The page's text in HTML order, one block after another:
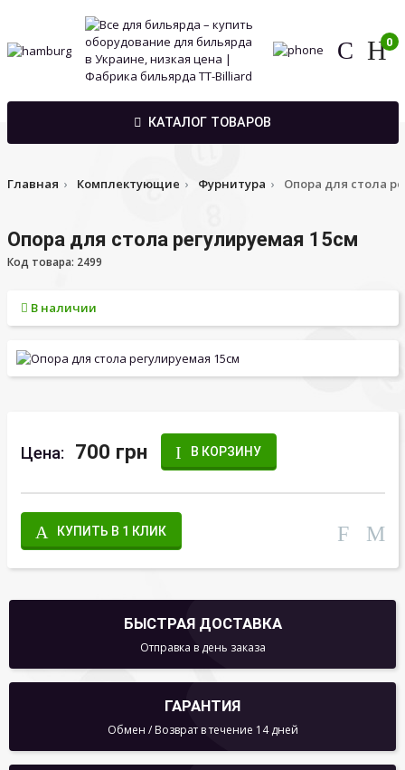
0
КАТАЛОГ ТОВАРОВ
Главная Комплектующие Фурнитура Опора для стола
Опора для стола регулируемая 15см
Код товара: 2499
В наличии
Цена: 700 грн В КОРЗИНУ
КУПИТЬ В 1 КЛИК
БЫСТРАЯ ДОСТАВКА
Отправка в день заказа
ГАРАНТИЯ
Обмен / Возврат в течение 14 дней